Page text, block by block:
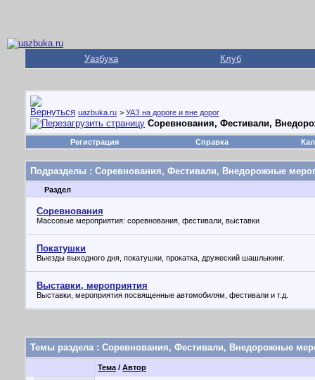
Уазбука Клуб
uazbuka.ru > УАЗ на дороге и вне дорог
Соревнования, Фестивали,
Регистрация Справка
Подразделы : Соревнования, Фестивали, Внедорожные
Раздел
Соревнования
Массовые мероприятия: соревнования, фестивали, выставки
Покатушки
Выезды выходного дня, покатушки, прокатка, дружеский шашлыкинг.
Выставки, мероприятия
Выставки, мероприятия посвященные автомобилям, фестивали и т.д.
Темы раздела: Соревнования, Фестивали, Внедорожные
Тема / Автор